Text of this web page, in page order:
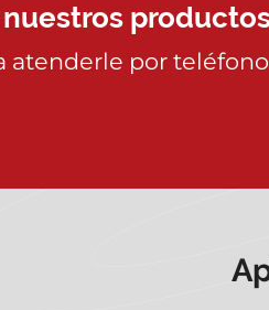
atenderle por